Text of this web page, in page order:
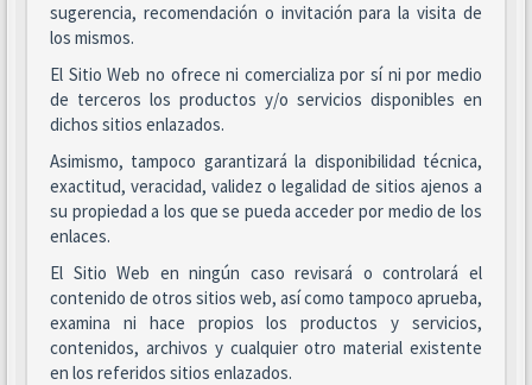
sugerencia, recomendación o invitación para la visita de
los mismos.
El Sitio Web no ofrece ni comercializa por sí ni por medio
de terceros los productos y/o servicios disponibles en
dichos sitios enlazados.
Asimismo, tampoco garantizará la disponibilidad técnica,
exactitud, veracidad, validez o legalidad de sitios ajenos a
su propiedad a los que se pueda acceder por medio de los
enlaces.
El Sitio Web en ningún caso revisará o controlará el
contenido de otros sitios web, así como tampoco aprueba,
examina ni hace propios los productos y servicios,
contenidos, archivos y cualquier otro material existente
en los referidos sitios enlazados.